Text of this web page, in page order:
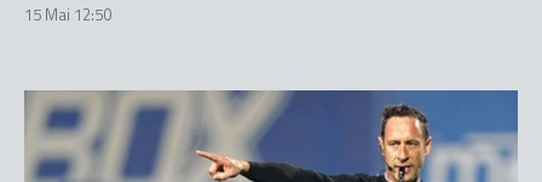
15 Mai 12:50